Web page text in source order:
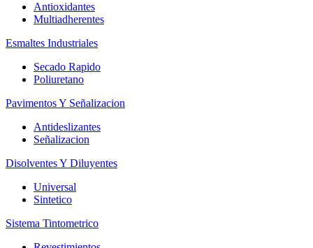
Antioxidantes
Multiadherentes
Esmaltes Industriales
Secado Rapido
Poliuretano
Pavimentos Y Señalizacion
Antideslizantes
Señalizacion
Disolventes Y Diluyentes
Universal
Sintetico
Sistema Tintometrico